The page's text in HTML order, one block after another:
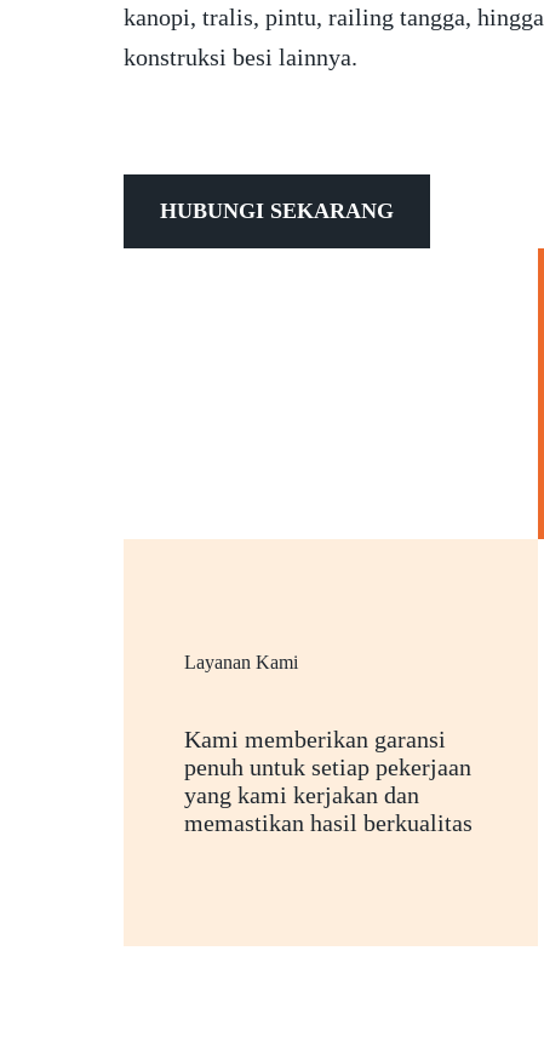
kanopi, tralis, pintu, railing tangga, hingga
konstruksi besi lainnya.
HUBUNGI SEKARANG
Layanan Kami
Kami memberikan garansi
penuh untuk setiap pekerjaan
yang kami kerjakan dan
memastikan hasil berkualitas